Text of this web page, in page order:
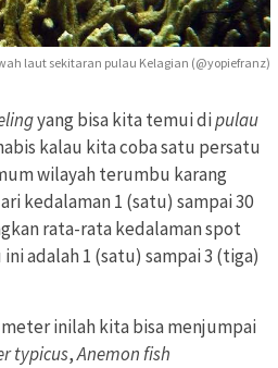
laut sekitaran pulau Kelagian (@yopiefranz)
yang bisa kita temui dipulau
kalau kita coba satu persatu
wilayah terumbu karang
kedalaman 1 (satu) sampai 30
rata-rata kedalaman spot
adalah 1 (satu) sampai 3 (tiga)
inilah kita bisa menjumpai
typicus,Anemon fish